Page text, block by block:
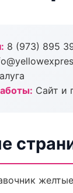
8 (973) 895
Сайт и